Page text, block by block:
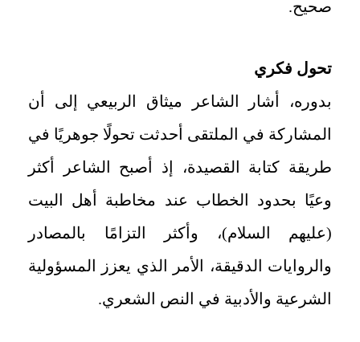
صحيح.
تحول فكري
بدوره، أشار الشاعر ميثاق الربيعي إلى أن
المشاركة في الملتقى أحدثت تحولًا جوهريًا في
طريقة كتابة القصيدة، إذ أصبح الشاعر أكثر
وعيًا بحدود الخطاب عند مخاطبة أهل البيت
(عليهم السلام)، وأكثر التزامًا بالمصادر
والروايات الدقيقة، الأمر الذي يعزز المسؤولية
الشرعية والأدبية في النص الشعري.